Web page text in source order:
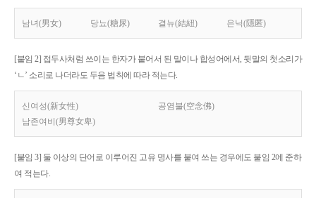
남녀(男女) 당뇨(糖尿) 결뉴(結紐) 은닉(隱匿)
[붙임 2] 접두사처럼 쓰이는 한자가 붙어서 된 말이나 합성어에서, 뒷말의 첫소리가
‘ㄴ’ 소리로 나더라도 두음 법칙에 따라 적는다.
신여성(新女性)
공염불(空念佛)
남존여비(男尊女卑)
[붙임 3] 둘 이상의 단어로 이루어진 고유 명사를 붙여 쓰는 경우에도 붙임 2에 준하
여 적는다.